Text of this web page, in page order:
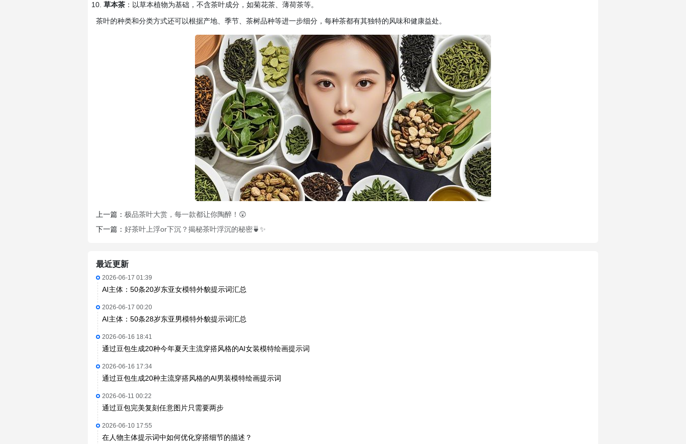
草本茶 ：以草本植物为基础，不含茶叶成分，如菊花茶、薄荷茶等。
茶叶的种类和分类方式还可以根据产地、季节、茶树品种等进一步细分，每种茶都有其独特的风味和健康益处。
上一篇： 极品茶叶大赏，每一款都让你陶醉！😲
下一篇： 好茶叶上浮or下沉？揭秘茶叶浮沉的秘密🍵✨
最近更新
2026-06-17 01:39
AI主体：50条20岁东亚女模特外貌提示词汇总
2026-06-17 00:20
AI主体：50条28岁东亚男模特外貌提示词汇总
2026-06-16 18:41
通过豆包生成20种今年夏天主流穿搭风格的AI女装模特绘画提示词
2026-06-16 17:34
通过豆包生成20种主流穿搭风格的AI男装模特绘画提示词
2026-06-11 00:22
通过豆包完美复刻任意图片只需要两步
2026-06-10 17:55
在人物主体提示词中如何优化穿搭细节的描述？